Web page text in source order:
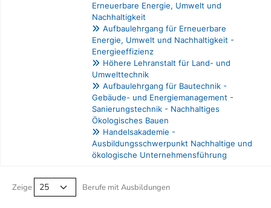
Erneuerbare Energie, Umwelt und
Nachhaltigkeit
Aufbaulehrgang für Erneuerbare
Energie, Umwelt und Nachhaltigkeit -
Energieeffizienz
Höhere Lehranstalt für Land- und
Umwelttechnik
Aufbaulehrgang für Bautechnik -
Gebäude- und Energiemanagement -
Sanierungstechnik - Nachhaltiges
Ökologisches Bauen
Handelsakademie -
Ausbildungsschwerpunkt Nachhaltige und
ökologische Unternehmensführung
Zeige Berufe mit Ausbildungen